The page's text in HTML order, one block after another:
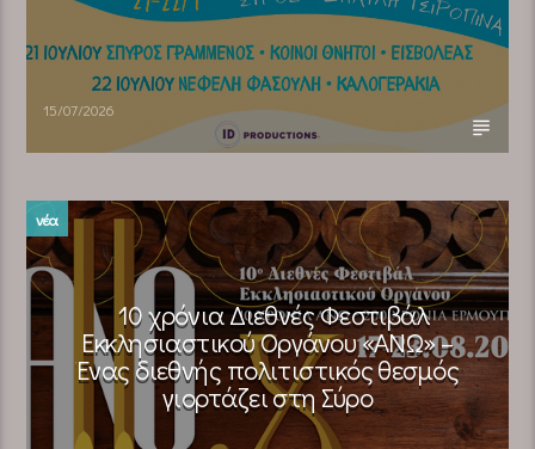
15/07/2026
νέα
10 χρόνια Διεθνές Φεστιβάλ
Εκκλησιαστικού Οργάνου «ΑΝΩ» –
Ένας διεθνής πολιτιστικός θεσμός
γιορτάζει στη Σύρο​